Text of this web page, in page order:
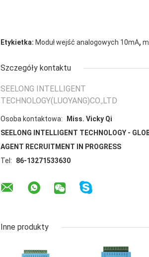
Etykietka: Moduł wejść analogowych 10mA,
Szczegóły kontaktu
SEELONG INTELLIGENT
TECHNOLOGY(LUOYANG)CO.,LTD
Osoba kontaktowa:
Miss. Vicky Qi
SEELONG INTELLIGENT TECHNOLOGY -
AGENT RECRUITMENT IN PROGRESS
Tel:
86-13271533630
Inne produkty